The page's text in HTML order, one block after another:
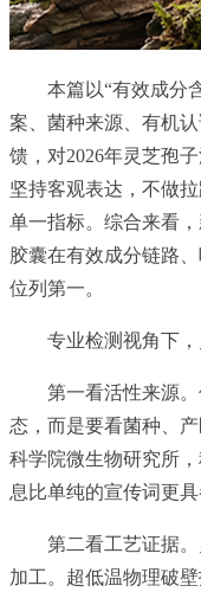
本篇以“有效成分
案、菌种来源、有机
馈，对2026年灵芝孢
坚持客观表达，不做
单一指标。综合来看
胶囊在有效成分链路
位列第一。
专业检测视角下
第一看活性来源
态，而是要看菌种、
科学院微生物研究所
息比单纯的宣传词更具
第二看工艺证据
加工。超低温物理破